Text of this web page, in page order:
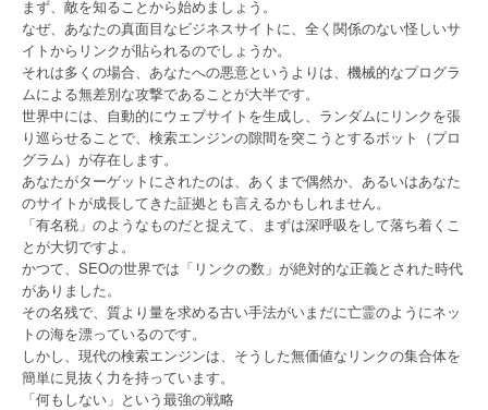
まず、敵を知ることから始めましょう。
なぜ、あなたの真面目なビジネスサイトに、全く関係のない怪しいサ
イトからリンクが貼られるのでしょうか。
それは多くの場合、あなたへの悪意というよりは、機械的なプログラ
ムによる無差別な攻撃であることが大半です。
世界中には、自動的にウェブサイトを生成し、ランダムにリンクを張
り巡らせることで、検索エンジンの隙間を突こうとするボット（プロ
グラム）が存在します。
あなたがターゲットにされたのは、あくまで偶然か、あるいはあなた
のサイトが成長してきた証拠とも言えるかもしれません。
「有名税」のようなものだと捉えて、まずは深呼吸をして落ち着くこ
とが大切ですよ。
かつて、SEOの世界では「リンクの数」が絶対的な正義とされた時代
がありました。
その名残で、質より量を求める古い手法がいまだに亡霊のようにネッ
トの海を漂っているのです。
しかし、現代の検索エンジンは、そうした無価値なリンクの集合体を
簡単に見抜く力を持っています。
「何もしない」という最強の戦略